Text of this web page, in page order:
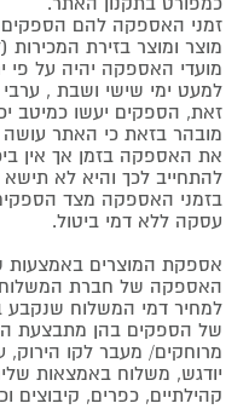
זמני האספקה להם הספקים
מוצר ומוצר בזירת
מועדי האספקה יהיה על פי
למעט ימי שישי ושבת ,
זאת, הספקים יעשו כמיטב
מובהר בזאת כי האתר
את האספקה בזמן אך אין
להתחייב לכך והיא לא תישא
בזמני האספקה מצד
עסקה ללא דמי ביטול.
אספקת המוצרים באמצעות
האספקה של חברת
למחיר דמי המשלוח שנקבע
של הספקים בהן מתבצעת
מרוחקים/ מעבר לקו הירוק,
יודגש, משלוח באמצאות
קהילתיים, כפרים, קיבוצים